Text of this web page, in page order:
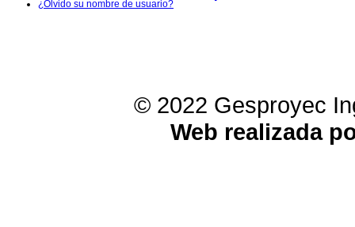
¿Olvido su nombre de usuario?
© 2022 Gesproyec
Web realizada